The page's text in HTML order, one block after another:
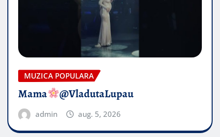
MUZICA POPULARA
Mama @VladutaLupau
admin aug. 5, 2026